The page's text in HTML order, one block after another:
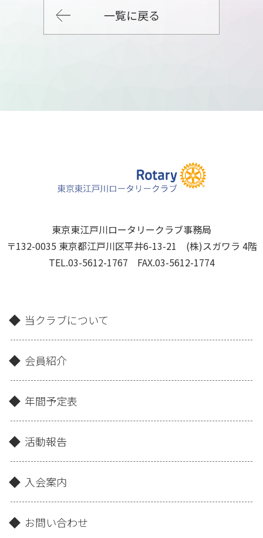
一覧に戻る
東京東江戸川ロータリークラブ事務局
〒132-0035 東京都江戸川区平井6-13-21 (株)スガワラ 4階
TEL.03-5612-1767 FAX.03-5612-1774
当クラブについて
会員紹介
年間予定表
活動報告
入会案内
お問い合わせ